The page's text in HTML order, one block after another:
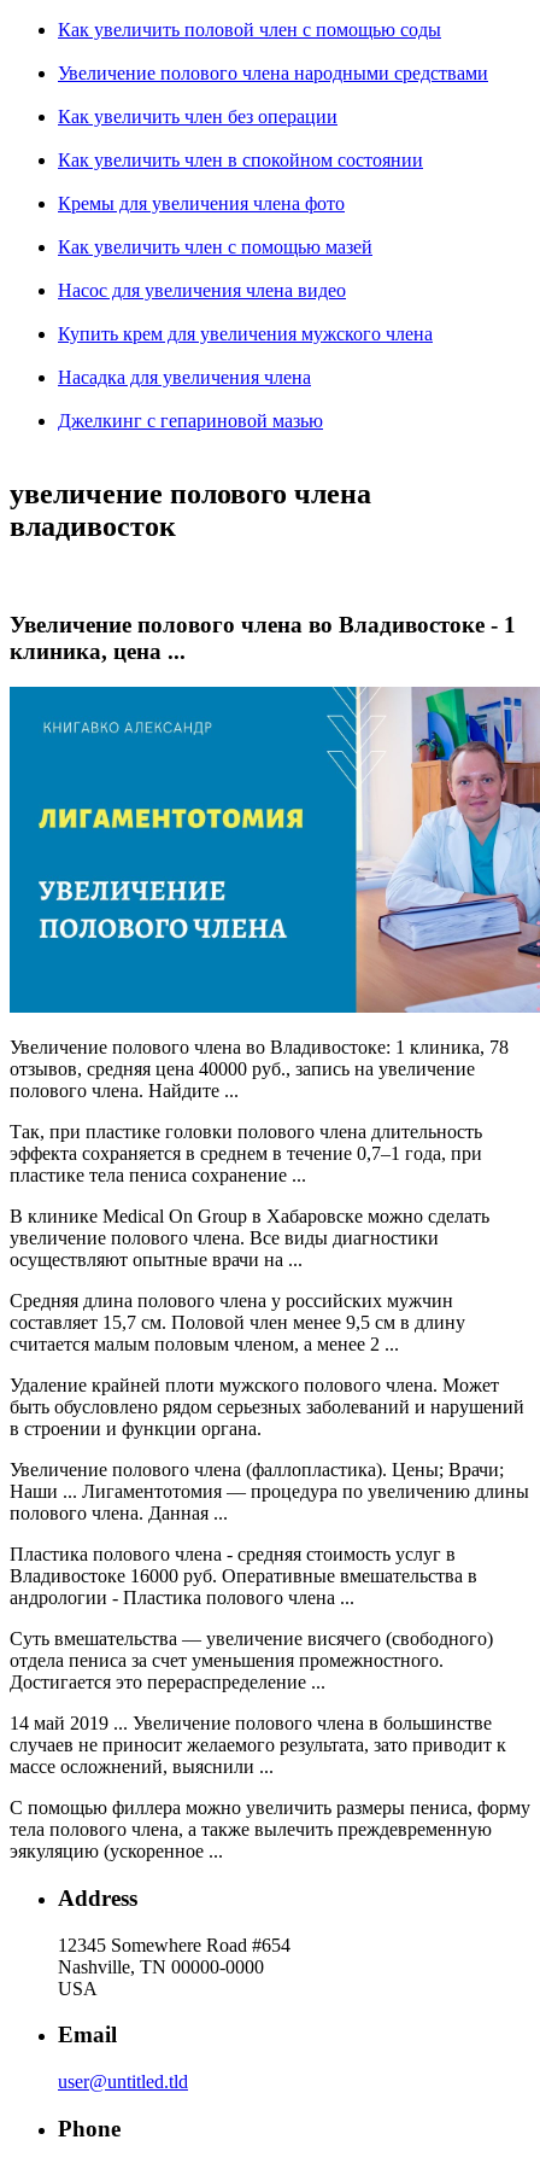
Как увеличить половой член с помощью соды
Увеличение полового члена народными средствами
Как увеличить член без операции
Как увеличить член в спокойном состоянии
Кремы для увеличения члена фото
Как увеличить член с помощью мазей
Насос для увеличения члена видео
Купить крем для увеличения мужского члена
Насадка для увеличения члена
Джелкинг с гепариновой мазью
увеличение полового члена
владивосток
Увеличение полового члена во Владивостоке - 1
клиника, цена ...
Увеличение полового члена во Владивостоке: 1 клиника, 78
отзывов, средняя цена 40000 руб., запись на увеличение
полового члена. Найдите ...
Так, при пластике головки полового члена длительность
эффекта сохраняется в среднем в течение 0,7–1 года, при
пластике тела пениса сохранение ...
В клинике Medical On Group в Хабаровске можно сделать
увеличение полового члена. Все виды диагностики
осуществляют опытные врачи на ...
Средняя длина полового члена у российских мужчин
составляет 15,7 см. Половой член менее 9,5 см в длину
считается малым половым членом, а менее 2 ...
Удаление крайней плоти мужского полового члена. Может
быть обусловлено рядом серьезных заболеваний и нарушений
в строении и функции органа.
Увеличение полового члена (фаллопластика). Цены; Врачи;
Наши ... Лигаментотомия — процедура по увеличению длины
полового члена. Данная ...
Пластика полового члена - средняя стоимость услуг в
Владивостоке 16000 руб. Оперативные вмешательства в
андрологии - Пластика полового члена ...
Суть вмешательства — увеличение висячего (свободного)
отдела пениса за счет уменьшения промежностного.
Достигается это перераспределение ...
14 май 2019 ... Увеличение полового члена в большинстве
случаев не приносит желаемого результата, зато приводит к
массе осложнений, выяснили ...
С помощью филлера можно увеличить размеры пениса, форму
тела полового члена, а также вылечить преждевременную
эякуляцию (ускоренное ...
Address
12345 Somewhere Road #654
Nashville, TN 00000-0000
USA
Email
user@untitled.tld
Phone